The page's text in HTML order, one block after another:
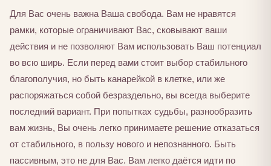
Для Вас очень важна Ваша свобода. Вам не нравятся
рамки, которые ограничивают Вас, сковывают ваши
действия и не позволяют Вам использовать Ваш потенциал
во всю ширь. Если перед вами стоит выбор стабильного
благополучия, но быть канарейкой в клетке, или же
распоряжаться собой безраздельно, вы всегда выберите
последний вариант. При попытках судьбы, разнообразить
вам жизнь, Вы очень легко принимаете решение отказаться
от стабильного, в пользу нового и непознанного. Быть
пассивным, это не для Вас. Вам легко даётся идти по